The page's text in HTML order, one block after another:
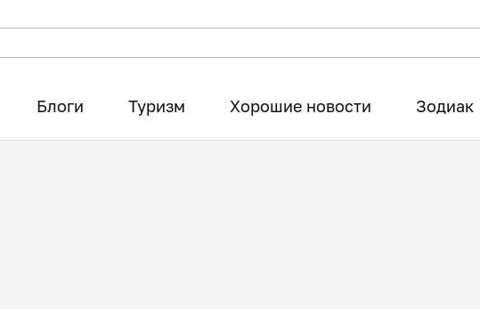
Блоги Туризм Хорошие новости Зодиак